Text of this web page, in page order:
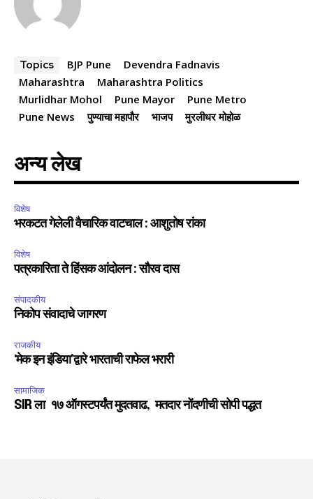
Topics BJP Pune
Devendra Fadnavis
Maharashtra
Maharashtra Politics
Murlidhar Mohol
Pune Mayor
Pune Metro
Pune News
पुण्याचा महापौर भाजप मुरलीधर मोहोळ
अन्य लेख
विशेष
भरकटत गेलेली वैचारिक वाटचाल : आशुतोष रांका
विशेष
पत्रकारिता ते हिंसक आंदोलन : सौरव दास
संपादकीय
निकोप संवादाचे जागरण
राजकीय
‘मेक इन इंडिया’द्वारे भारताची राफेल भरारी
सामाजिक
SIR ला १७ ऑगस्टपर्यंत मुदतवाढ, मतदार नोंदणीची सोपी पद्धत